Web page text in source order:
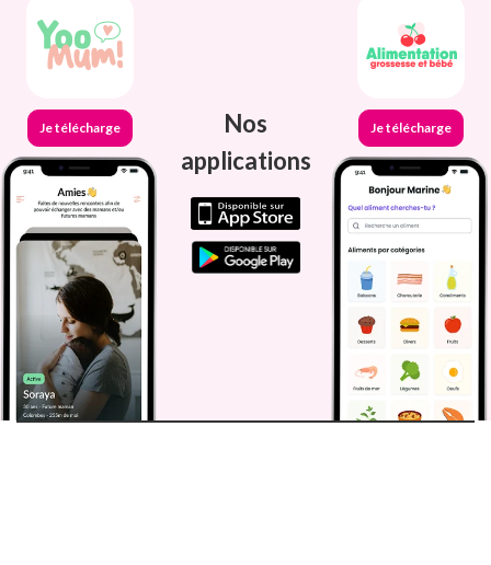
Je télécharge
Nos
applications
Je télécharge